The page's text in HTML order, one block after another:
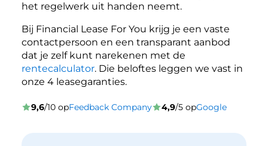
het regelwerk uit handen neemt.
Bij Financial Lease For You krijg je een vaste
contactpersoon en een transparant aanbod
dat je zelf kunt narekenen met de
rentecalculator. Die beloftes leggen we vast in
onze 4 leasegaranties.
9,6/10 opFeedback Company 4,9/5 opGoogle